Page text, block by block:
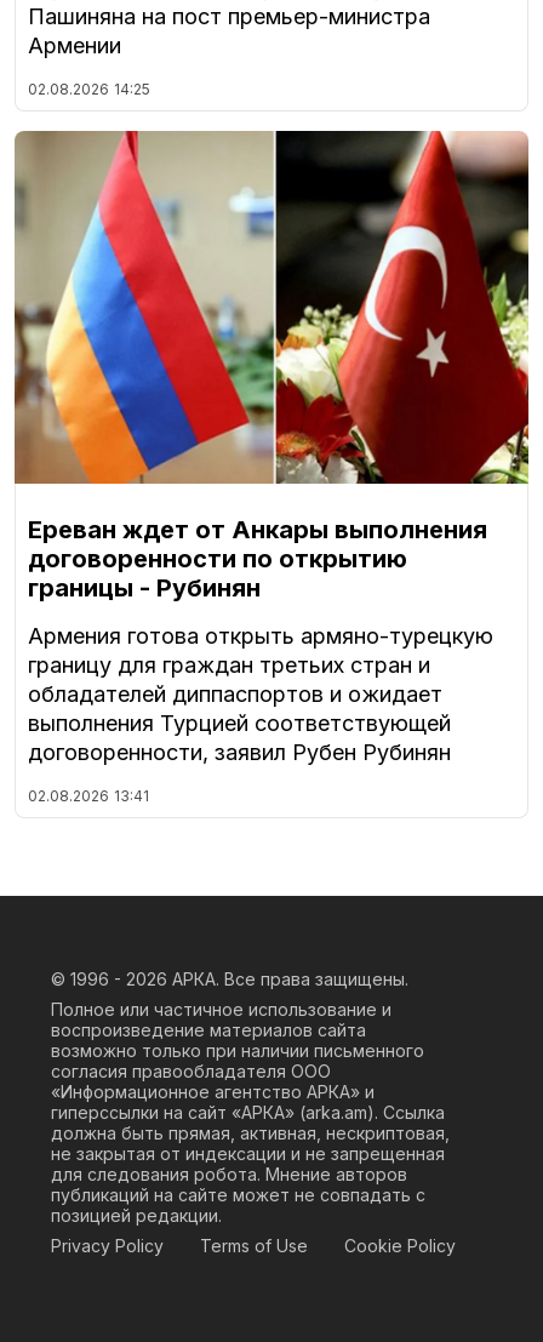
Пашиняна на пост премьер-министра
Армении
02.08.2026 14:25
Ереван ждет от Анкары выполнения
договоренности по открытию
границы - Рубинян
Армения готова открыть армяно-турецкую
границу для граждан третьих стран и
обладателей диппаспортов и ожидает
выполнения Турцией соответствующей
договоренности, заявил Рубен Рубинян
02.08.2026 13:41
© 1996 - 2026 АРКА. Все права защищены.
Полное или частичное использование и
воспроизведение материалов сайта
возможно только при наличии письменного
согласия правообладателя ООО
«Информационное агентство АРКА» и
гиперссылки на сайт «АРКА» (arka.am). Ссылка
должна быть прямая, активная, нескриптовая,
не закрытая от индексации и не запрещенная
для следования робота. Мнение авторов
публикаций на сайте может не совпадать с
позицией редакции.
Privacy Policy
Terms of Use Cookie Policy